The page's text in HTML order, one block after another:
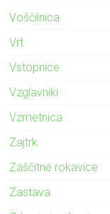
Voščilnica
Vrt
Vstopnice
Vzglavniki
Vzmetnica
Zajtrk
Zaščitne rokavice
Zastava